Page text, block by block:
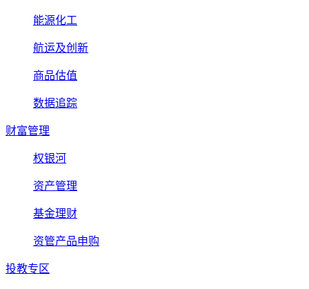
能源化工
航运及创新
商品估值
数据追踪
财富管理
权银河
资产管理
基金理财
资管产品申购
投教专区